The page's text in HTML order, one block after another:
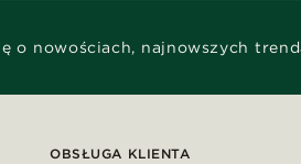
o nowościach, najnowszych
OBSŁUGA KLIENTA